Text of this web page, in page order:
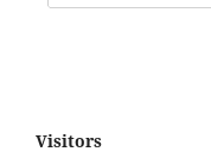
Visitors